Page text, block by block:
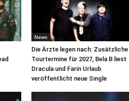
News
Die Ärzte legen nach: Zusätzliche
Tourtermine für 2027, Bela B liest
Dracula und Farin Urlaub
veröffentlicht neue Single